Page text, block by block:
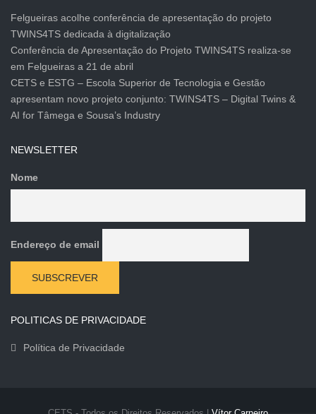
Felgueiras acolhe conferência de apresentação do projeto
TWINS4TS dedicada à digitalização
Conferência de Apresentação do Projeto TWINS4TS realiza-se
em Felgueiras a 21 de abril
CETS e ESTG – Escola Superior de Tecnologia e Gestão
apresentam novo projeto conjunto: TWINS4TS – Digital Twins &
AI for Tâmega e Sousa’s Industry
NEWSLETTER
Nome
Endereço de email
POLITICAS DE PRIVACIDADE
Política de Privacidade